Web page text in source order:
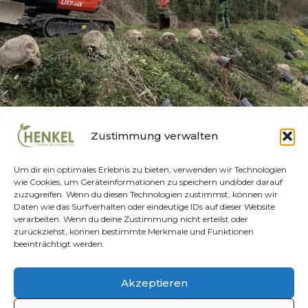
Zustimmung verwalten
Um dir ein optimales Erlebnis zu bieten, verwenden wir Technologien
wie Cookies, um Geräteinformationen zu speichern und/oder darauf
zuzugreifen. Wenn du diesen Technologien zustimmst, können wir
Daten wie das Surfverhalten oder eindeutige IDs auf dieser Website
verarbeiten. Wenn du deine Zustimmung nicht erteilst oder
zurückziehst, können bestimmte Merkmale und Funktionen
beeinträchtigt werden.
Akzeptieren
LANDSCHAFTSBAU
Landschaftsbau
VonMarius Euskirchen Juli 1, 2026
Landschaftsbau
WEITERLESENLANDSCHAFTSBAU
Impressum